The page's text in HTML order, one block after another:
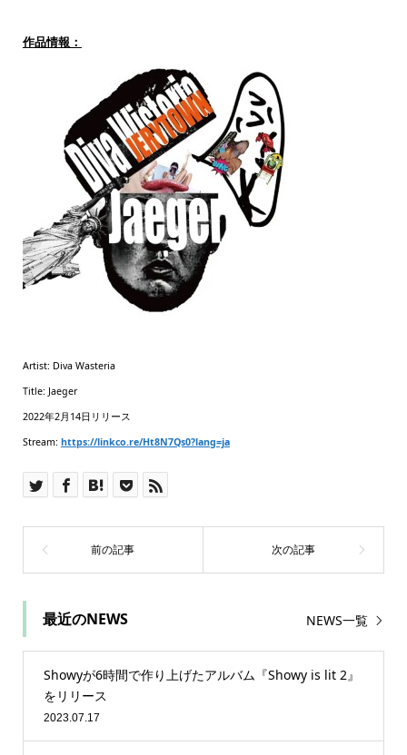
作品情報：
Artist: Diva Wasteria
Title: Jaeger
2022年2月14日リリース
Stream: https://linkco.re/Ht8N7Qs0?lang=ja
最近のNEWS NEWS一覧
Showyが6時間で作り上げたアルバム『Showy is lit 2』
をリリース
2023.07.17